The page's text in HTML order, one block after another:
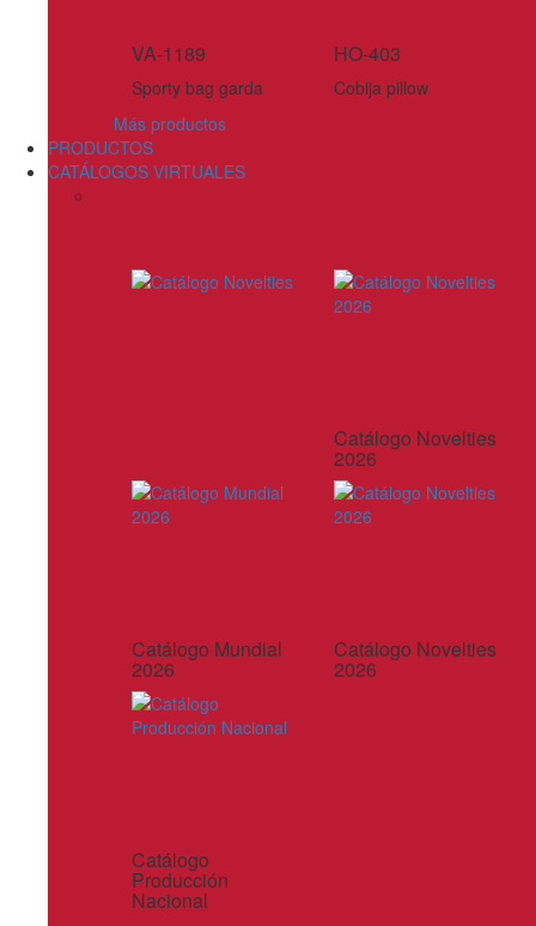
VA-1189
Sporty bag garda
HO-403
Cobija pillow
Más productos
PRODUCTOS
CATÁLOGOS VIRTUALES
Catálogo Novelties
2026
Catálogo Mundial
2026
Catálogo Novelties
2026
Catálogo
Producción
Nacional